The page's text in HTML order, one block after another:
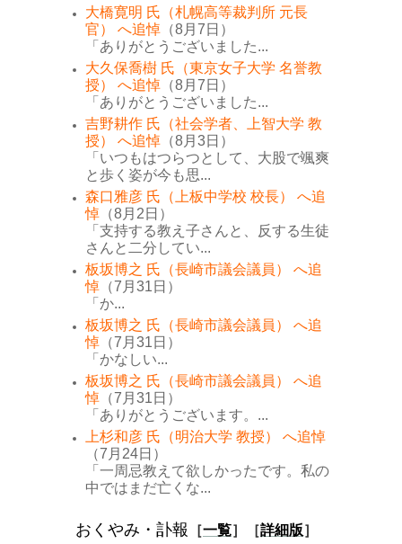
大橋寛明 氏（札幌高等裁判所 元長
官） へ追悼 （8月7日）
「ありがとうございました...
大久保喬樹 氏（東京女子大学 名誉教
授） へ追悼 （8月7日）
「ありがとうございました...
吉野耕作 氏（社会学者、上智大学 教
授） へ追悼 （8月3日）
「いつもはつらつとして、大股で颯爽
と歩く姿が今も思...
森口雅彦 氏（上板中学校 校長） へ追
悼 （8月2日）
「支持する教え子さんと、反する生徒
さんと二分してい...
板坂博之 氏（長崎市議会議員） へ追
悼 （7月31日）
「か...
板坂博之 氏（長崎市議会議員） へ追
悼 （7月31日）
「かなしい...
板坂博之 氏（長崎市議会議員） へ追
悼 （7月31日）
「ありがとうございます。...
上杉和彦 氏（明治大学 教授） へ追悼
（7月24日）
「一周忌教えて欲しかったです。私の
中ではまだ亡くな...
おくやみ・訃報 ［一覧］［詳細版］